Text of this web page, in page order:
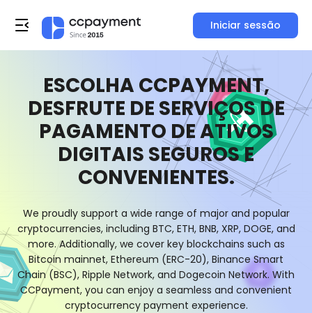
Iniciar sessão
ESCOLHA CCPAYMENT,
DESFRUTE DE SERVIÇOS DE
PAGAMENTO DE ATIVOS
DIGITAIS SEGUROS E
CONVENIENTES.
We proudly support a wide range of major and popular
cryptocurrencies, including BTC, ETH, BNB, XRP, DOGE, and
more. Additionally, we cover key blockchains such as
Bitcoin mainnet, Ethereum (ERC-20), Binance Smart
Chain (BSC), Ripple Network, and Dogecoin Network. With
CCPayment, you can enjoy a seamless and convenient
cryptocurrency payment experience.